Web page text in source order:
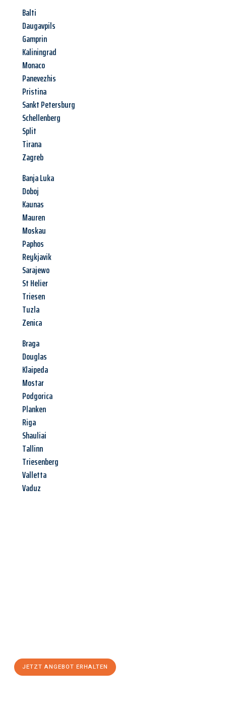
Balti
Daugavpils
Gamprin
Kaliningrad
Monaco
Panevezhis
Pristina
Sankt Petersburg
Schellenberg
Split
Tirana
Zagreb
Banja Luka
Doboj
Kaunas
Mauren
Moskau
Paphos
Reykjavik
Sarajewo
St Helier
Triesen
Tuzla
Zenica
Braga
Douglas
Klaipeda
Mostar
Podgorica
Planken
Riga
Shauliai
Tallinn
Triesenberg
Valletta
Vaduz
JETZT ANGEBOT ERHALTEN